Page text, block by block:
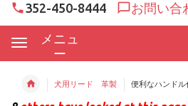
352-450-8444 お問い合
メニュ
ー
犬用リード 革製 便利なハンドル